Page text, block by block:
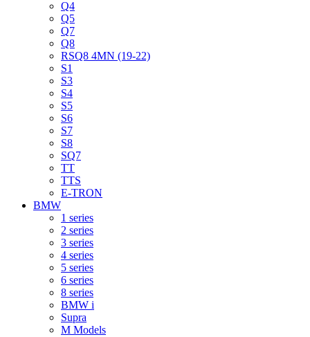
Q4
Q5
Q7
Q8
RSQ8 4MN (19-22)
S1
S3
S4
S5
S6
S7
S8
SQ7
TT
TTS
E-TRON
BMW
1 series
2 series
3 series
4 series
5 series
6 series
8 series
BMW i
Supra
M Models